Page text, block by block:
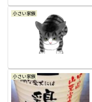
小さい家族
小さい家族